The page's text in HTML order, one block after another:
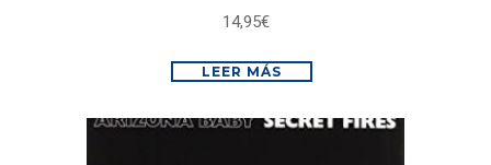
14,95€
LEER MÁS